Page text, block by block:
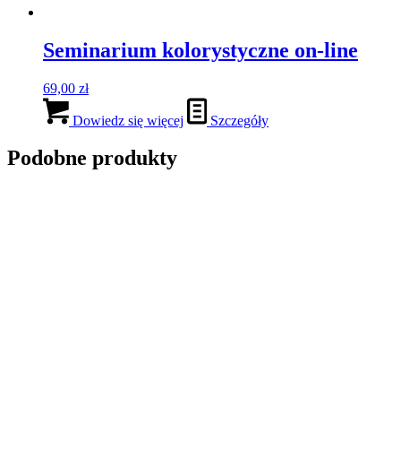
Seminarium kolorystyczne on-line
69,00 zł
Dowiedz się więcej Szczegóły
Podobne produkty